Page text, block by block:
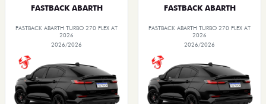
FASTBACK ABARTH
FASTBACK ABARTH TURBO 270 FLEX AT
2026
2026/2026
FASTBACK ABARTH
FASTBACK ABARTH TURBO 270 FLEX AT
2026
2026/2026